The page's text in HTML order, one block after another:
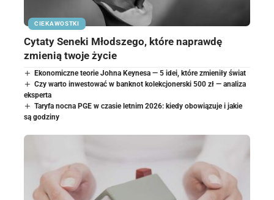
CIEKAWOSTKI
Cytaty Seneki Młodszego, które naprawdę
zmienią twoje życie
Ekonomiczne teorie Johna Keynesa — 5 idei, które zmieniły świat
Czy warto inwestować w banknot kolekcjonerski 500 zł — analiza
eksperta
Taryfa nocna PGE w czasie letnim 2026: kiedy obowiązuje i jakie
są godziny